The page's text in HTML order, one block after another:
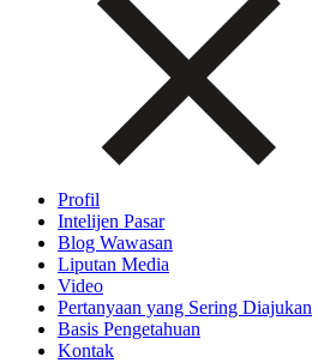
Profil
Intelijen Pasar
Blog Wawasan
Liputan Media
Video
Pertanyaan yang Sering Diajukan
Basis Pengetahuan
Kontak